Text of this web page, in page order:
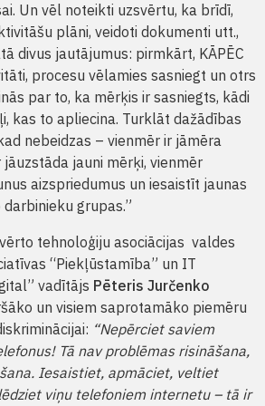
Un vēl noteikti uzsvērtu, ka brīdī,
plāni, veidoti dokumenti utt.,
divus jautājumus: pirmkārt, KĀPĒC
procesu vēlamies sasniegt un otrs
par to, ka mērķis ir sasniegts, kādi
kas to apliecina. Turklāt dažādības
nebeidzas – vienmēr ir jāmēra
jauni mērķi, vienmēr
aizspriedumus un iesaistīt jaunas
grupas.”
tehnoloģiju asociācijas valdes
“Piekļūstamība” un IT
vadītājs Pēteris Jurčenko
un visiem saprotamāko piemēru
“Nepērciet saviem
Tā nav problēmas risināšana,
Iesaistiet, apmāciet, veltiet
viņu telefoniem internetu – tā ir